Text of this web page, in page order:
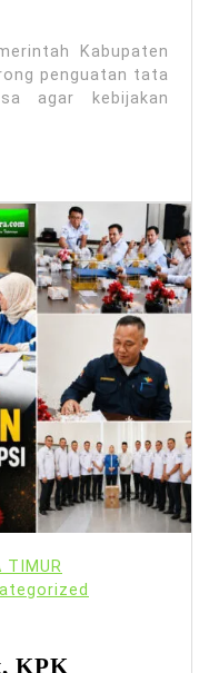
Kabupaten
penguatan tata
agar kebijakan
TIMUR
KPK